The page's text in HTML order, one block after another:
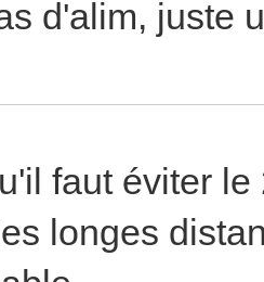
d'alim, juste
faut éviter
longes